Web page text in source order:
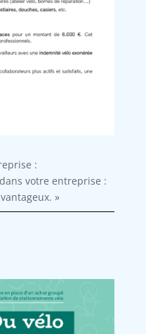
:
votre entreprise :
»